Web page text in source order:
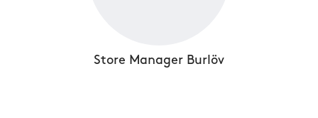
Store Manager Burlöv